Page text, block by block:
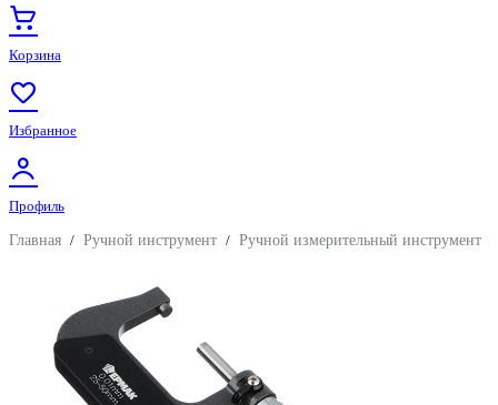
Корзина
Избранное
Профиль
Главная / Ручной инструмент / Ручной измерительный инструмент